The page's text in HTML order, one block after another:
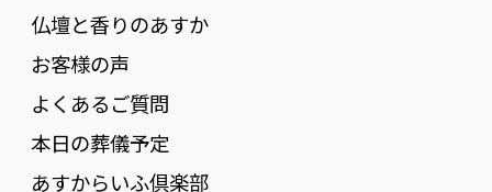
仏壇と香りのあすか
お客様の声
よくあるご質問
本日の葬儀予定
あすからいふ倶楽部